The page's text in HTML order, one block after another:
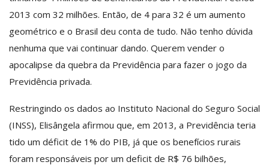
2013 com 32 milhões. Então, de 4 para 32 é um aumento
geométrico e o Brasil deu conta de tudo. Não tenho dúvida
nenhuma que vai continuar dando. Querem vender o
apocalipse da quebra da Previdência para fazer o jogo da
Previdência privada.
Restringindo os dados ao Instituto Nacional do Seguro Social
(INSS), Elisângela afirmou que, em 2013, a Previdência teria
tido um déficit de 1% do PIB, já que os benefícios rurais
foram responsáveis por um deficit de R$ 76 bilhões,